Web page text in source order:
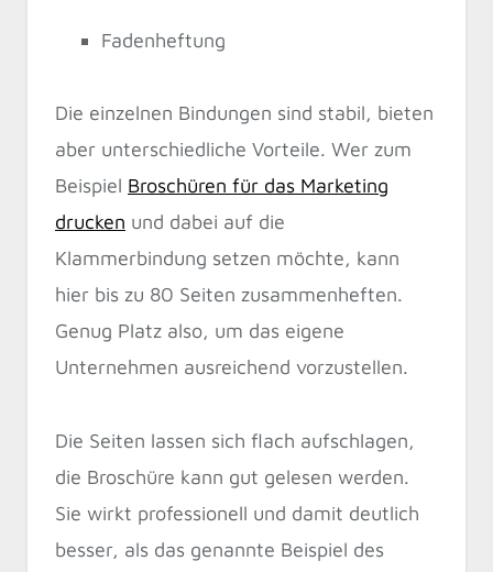
Fadenheftung
Die einzelnen Bindungen sind stabil, bieten
aber unterschiedliche Vorteile. Wer zum
Beispiel Broschüren für das Marketing
drucken und dabei auf die
Klammerbindung setzen möchte, kann
hier bis zu 80 Seiten zusammenheften.
Genug Platz also, um das eigene
Unternehmen ausreichend vorzustellen.
Die Seiten lassen sich flach aufschlagen,
die Broschüre kann gut gelesen werden.
Sie wirkt professionell und damit deutlich
besser, als das genannte Beispiel des